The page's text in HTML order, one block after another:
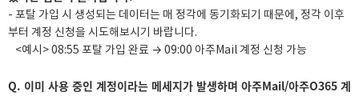
- 포탈 가입 시 생성되는 데이터는 매 정각에 동기화되기 때문에, 정각 이후
부터 계정 신청을 시도해보시기 바랍니다.
<예시> 08:55 포탈 가입 완료 → 09:00 아주Mail 계정 신청 가능
Q. 이미 사용 중인 계정이라는 메세지가 발생하며 아주Mail/아주O365 계